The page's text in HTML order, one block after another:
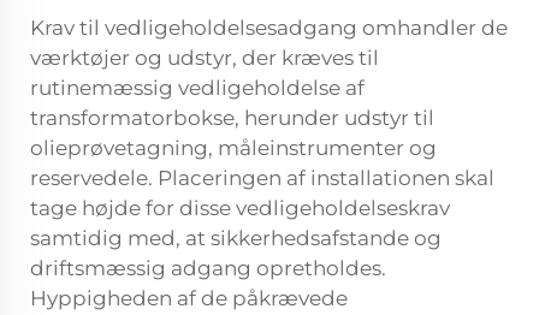
Krav til vedligeholdelsesadgang omhandler de
værktøjer og udstyr, der kræves til
rutinemæssig vedligeholdelse af
transformatorbokse, herunder udstyr til
olieprøvetagning, måleinstrumenter og
reservedele. Placeringen af installationen skal
tage højde for disse vedligeholdelseskrav
samtidig med, at sikkerhedsafstande og
driftsmæssig adgang opretholdes.
Hyppigheden af de påkrævede